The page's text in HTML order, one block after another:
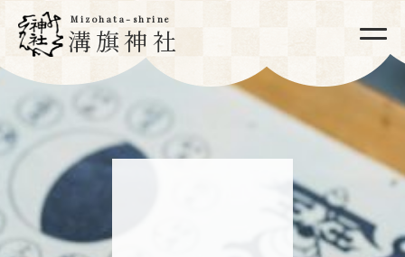
Mizohata-shrine
溝旗神社